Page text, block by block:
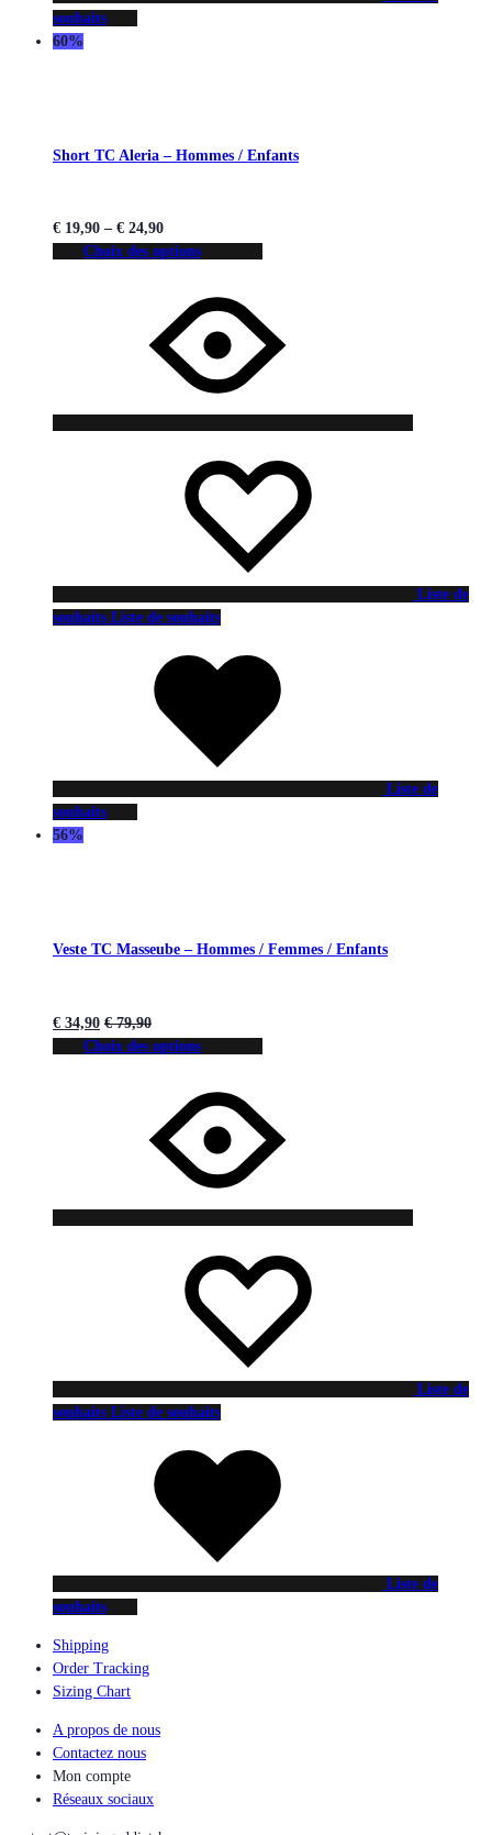
souhaits
60%
Short TC Aleria – Hommes / Enfants
€ 19,90 – € 24,90
Choix des options
Liste de
souhaits Liste de souhaits
Liste de
souhaits
56%
Veste TC Masseube – Hommes / Femmes / Enfants
€ 34,90 €79,90
Choix des options
Liste de
souhaits Liste de souhaits
Liste de
souhaits
Shipping
Order Tracking
Sizing Chart
A propos de nous
Contactez nous
Mon compte
Réseaux sociaux